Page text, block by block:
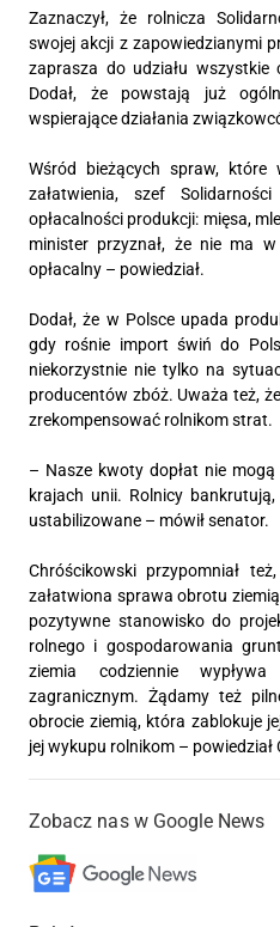
Zaznaczył, że rolnicza
swojej akcji z zapowiedzianymi
zaprasza do udziału wszystkie
Dodał, że powstają już
wspierające działania
Wśród bieżących spraw, które
załatwienia, szef
opłacalności produkcji: mięsa,
minister przyznał, że nie ma
opłacalny – powiedział.
Dodał, że w Polsce upada
gdy rośnie import świń do
niekorzystnie nie tylko na
producentów zbóż. Uważa też,
zrekompensować rolnikom strat.
– Nasze kwoty dopłat nie
krajach unii. Rolnicy
ustabilizowane – mówił senator.
Chróścikowski przypomniał
załatwiona sprawa obrotu
pozytywne stanowisko do
rolnego i gospodarowania
ziemia codziennie
zagranicznym. Żądamy też
obrocie ziemią, która zablokuje
jej wykupu rolnikom – powiedział
Zobacz nas w Google News